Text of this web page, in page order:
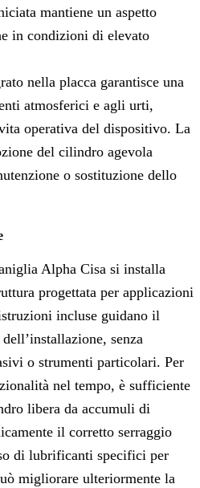
mantiene un aspetto
in condizioni di elevato
nella placca garantisce una
atmosferici e agli urti,
operativa del dispositivo. La
del cilindro agevola
o sostituzione dello
Alpha Cisa si installa
progettata per applicazioni
incluse guidano il
senza
o strumenti particolari. Per
nel tempo, è sufficiente
libera da accumuli di
il corretto serraggio
di lubrificanti specifici per
migliorare ulteriormente la